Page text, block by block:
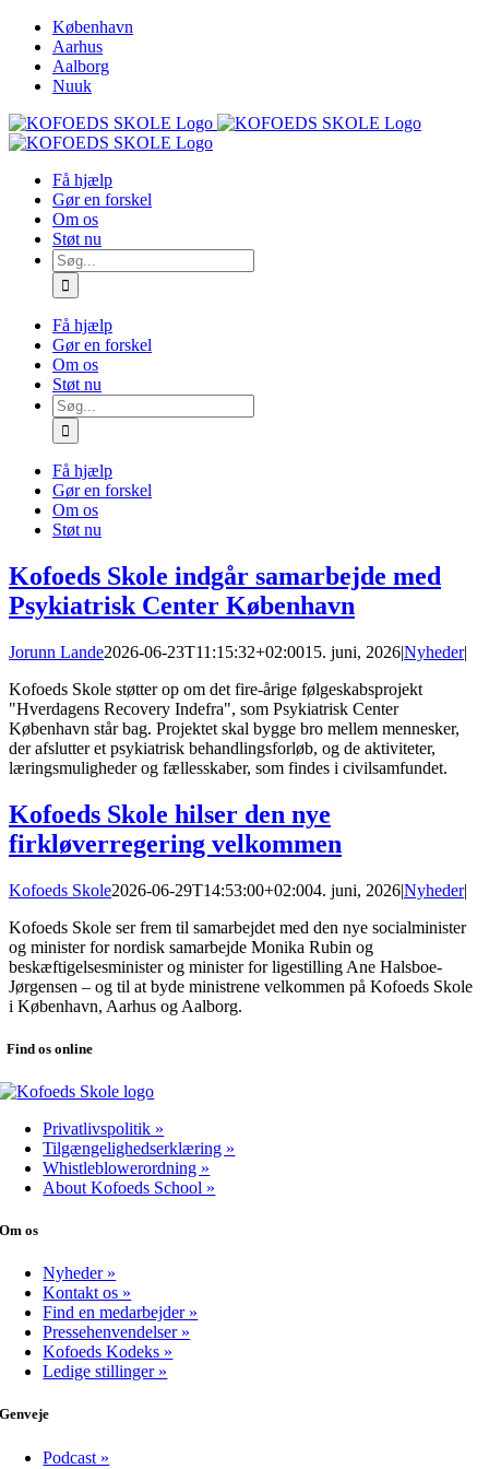
Skip
content
København
Aarhus
Aalborg
Nuuk
Få hjælp
Gør en forskel
Om os
Støt nu
Søg
efter:
Få hjælp
Gør en forskel
Om os
Støt nu
Søg
efter:
Få hjælp
Gør en forskel
Om os
Støt nu
Kofoeds Skole indgår samarbejde med
Psykiatrisk Center København
Jorunn Lande2026-06-23T11:15:32+02:0015. juni, 2026|Nyheder|
Kofoeds Skole støtter op om det fire-årige følgeskabsprojekt
"Hverdagens Recovery Indefra", som Psykiatrisk Center
København står bag. Projektet skal bygge bro mellem mennesker,
der afslutter et psykiatrisk behandlingsforløb, og de aktiviteter,
læringsmuligheder og fællesskaber, som findes i civilsamfundet.
Kofoeds Skole hilser den nye
firkløverregering velkommen
Kofoeds Skole2026-06-29T14:53:00+02:004. juni, 2026|Nyheder|
Kofoeds Skole ser frem til samarbejdet med den nye socialminister
og minister for nordisk samarbejde Monika Rubin og
beskæftigelsesminister og minister for ligestilling Ane Halsboe-
Jørgensen – og til at byde ministrene velkommen på Kofoeds Skole
i København, Aarhus og Aalborg.
Find os online
Privatlivspolitik »
Tilgængelighedserklæring »
Whistleblowerordning »
About Kofoeds School »
Om os
Nyheder »
Kontakt os »
Find en medarbejder »
Pressehenvendelser »
Kofoeds Kodeks »
Ledige stillinger »
Genveje
Podcast »